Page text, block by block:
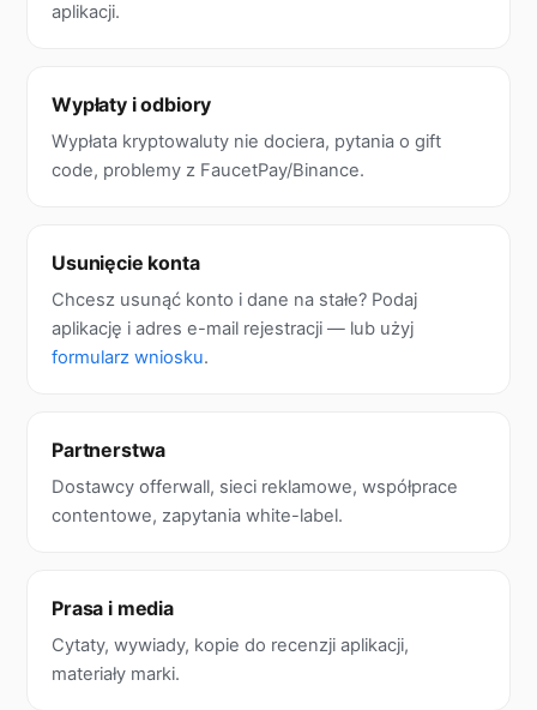
aplikacji.
Wypłaty i odbiory
Wypłata kryptowaluty nie dociera, pytania o gift
code, problemy z FaucetPay/Binance.
Usunięcie konta
Chcesz usunąć konto i dane na stałe? Podaj
aplikację i adres e-mail rejestracji — lub użyj
formularz wniosku.
Partnerstwa
Dostawcy offerwall, sieci reklamowe, współprace
contentowe, zapytania white-label.
Prasa i media
Cytaty, wywiady, kopie do recenzji aplikacji,
materiały marki.